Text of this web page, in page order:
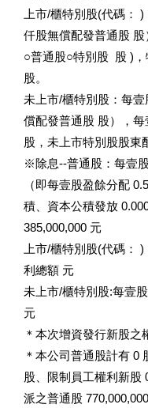
上市/櫃特別股(代碼：
仟股無償配發普通股
○普通股○特別股 股 )
股。
未上市/櫃特別股：每
償配發普通股 股），
股，未上市特別股股東
※除息--普通股：每壹
（即每壹股盈餘分配
積、資本公積發放
385,000,000 元
上市/櫃特別股(代碼：
利總額 元
未上市/櫃特別股:每壹
元
＊本次增資發行新股之
＊本公司普通股計有 0
股、限制員工權利新股
派之普通股